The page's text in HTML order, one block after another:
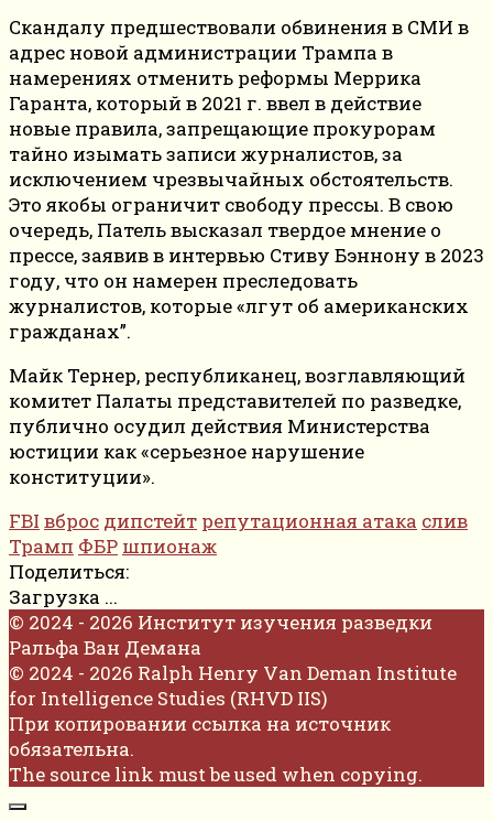
Скандалу предшествовали обвинения в СМИ в
адрес новой администрации Трампа в
намерениях отменить реформы Меррика
Гаранта, который в 2021 г. ввел в действие
новые правила, запрещающие прокурорам
тайно изымать записи журналистов, за
исключением чрезвычайных обстоятельств.
Это якобы ограничит свободу прессы. В свою
очередь, Патель высказал твердое мнение о
прессе, заявив в интервью Стиву Бэннону в 2023
году, что он намерен преследовать
журналистов, которые «лгут об американских
гражданах”.
Майк Тернер, республиканец, возглавляющий
комитет Палаты представителей по разведке,
публично осудил действия Министерства
юстиции как «серьезное нарушение
конституции».
FBI вброс дипстейт репутационная атака слив
Трамп ФБР шпионаж
Поделиться:
Загрузка ...
© 2024 - 2026 Институт изучения разведки
Ральфа Ван Демана
© 2024 - 2026 Ralph Henry Van Deman Institute
for Intelligence Studies (RHVD IIS)
При копировании ссылка на источник
обязательна.
The source link must be used when copying.